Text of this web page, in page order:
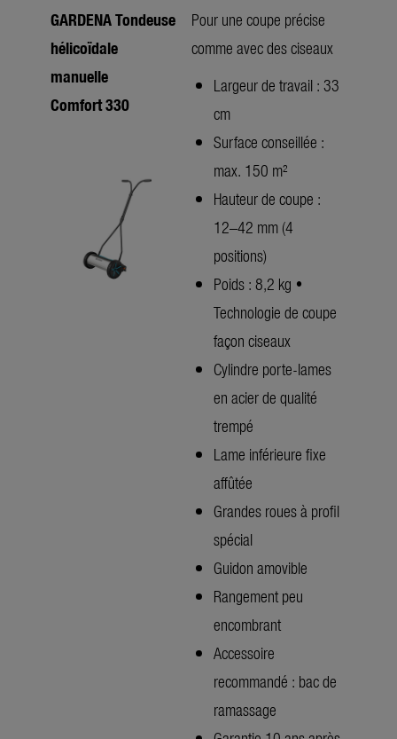
GARDENA Tondeuse
hélicoïdale
manuelle
Comfort 330
Pour une coupe précise
comme avec des ciseaux
Largeur de travail : 33
cm
Surface conseillée :
max. 150 m²
Hauteur de coupe :
12–42 mm (4
positions)
Poids : 8,2 kg •
Technologie de coupe
façon ciseaux
Cylindre porte-lames
en acier de qualité
trempé
Lame inférieure fixe
affûtée
Grandes roues à profil
spécial
Guidon amovible
Rangement peu
encombrant
Accessoire
recommandé : bac de
ramassage